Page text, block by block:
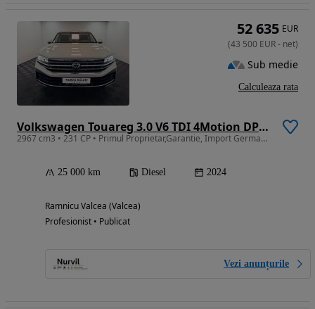
Volkswagen Touareg 3.0 V6 TDI 4Motion DPF Automatik Elegance
2967 cm3 • 231 CP • Primul Proprietar,Garantie, Import Germania,TVA deductibil
25 000 km Diesel 2024
Ramnicu Valcea (Valcea)
Profesionist • Publicat
Vezi anunțurile
52 635 EUR
(43 500 EUR- net)
Sub medie
Calculeaza rata